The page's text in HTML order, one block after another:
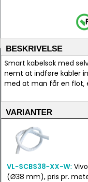
BESKRIVELSE
Smart kabelsok med
nemt at indføre kabler
med at man får en flot,
VARIANTER
VL-SCBS38-XX-W:
(Ø38 mm), pris pr.